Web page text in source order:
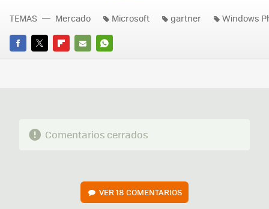
FACEBOOK
TWITTERFLIPBOARD
E-
WHATSAPP
TEMAS Mercado Microsoft gartner Windows
Comentarios cerrados
VER18 COMENTARIOS